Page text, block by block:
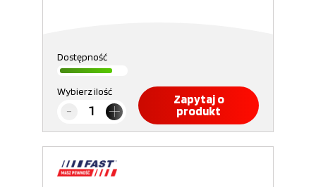
Dostępność
Wybierz ilość
Zapytaj o
produkt